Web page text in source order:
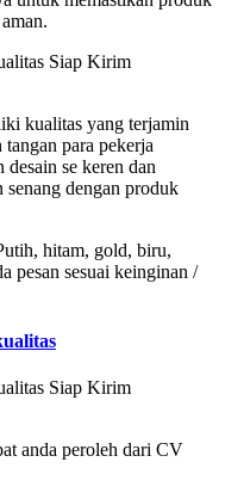
kualitas yang terjamin
para pekerja
se keren dan
dengan produk
hitam, gold, biru,
pesan sesuai keinginan /
anda peroleh dari CV